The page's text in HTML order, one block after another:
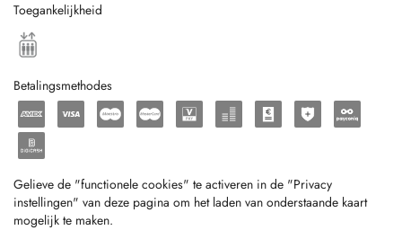
Toegankelijkheid
Betalingsmethodes
Gelieve de "functionele cookies" te activeren in de "Privacy
instellingen" van deze pagina om het laden van onderstaande kaart
mogelijk te maken.